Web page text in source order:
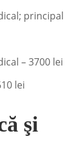
principal
– 3700 lei
lei
şi